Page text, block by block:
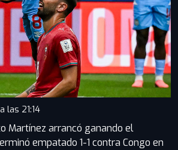
las 21:14
Martínez arrancó ganando el
empatado 1-1 contra Congo en